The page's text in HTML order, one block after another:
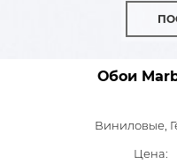
Обои
Виниловые,
Цена: